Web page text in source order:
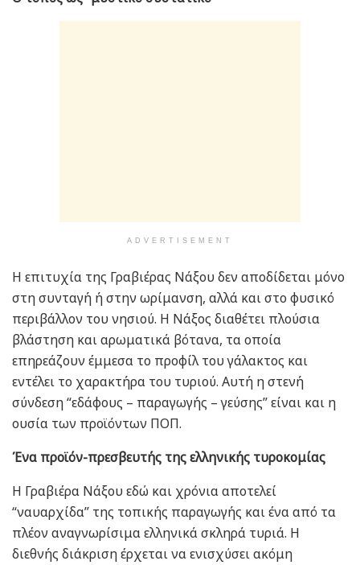
ADVERTISEMENT
Η επιτυχία της Γραβιέρας Νάξου δεν αποδίδεται μόνο
στη συνταγή ή στην ωρίμανση, αλλά και στο φυσικό
περιβάλλον του νησιού. Η Νάξος διαθέτει πλούσια
βλάστηση και αρωματικά βότανα, τα οποία
επηρεάζουν έμμεσα το προφίλ του γάλακτος και
εντέλει το χαρακτήρα του τυριού. Αυτή η στενή
σύνδεση “εδάφους – παραγωγής – γεύσης” είναι και η
ουσία των προϊόντων ΠΟΠ.
Ένα προϊόν-πρεσβευτής της ελληνικής τυροκομίας
Η Γραβιέρα Νάξου εδώ και χρόνια αποτελεί
“ναυαρχίδα” της τοπικής παραγωγής και ένα από τα
πλέον αναγνωρίσιμα ελληνικά σκληρά τυριά. Η
διεθνής διάκριση έρχεται να ενισχύσει ακόμη